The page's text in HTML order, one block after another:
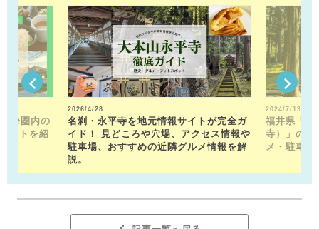
分圏内の
ットを紹
2026/4/28
名刹・永平寺を地元情報サイトが完全ガ
イド！ 見どころや穴場、アクセス情報や
駐車場、おすすめの近隣グルメ情報を解
説。
2024/7/19
福井県「平
寺）」の見
メ・駐車場